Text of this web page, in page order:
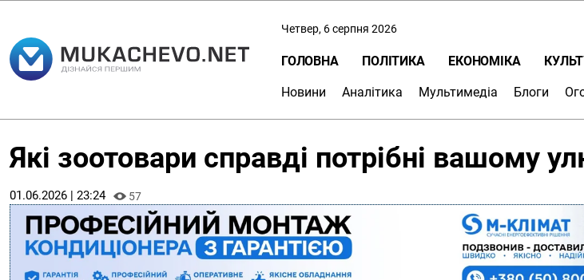
Четвер, 6 серпня 2026
ГОЛОВНА ПОЛІТИКА ЕКОНОМІКА
Новини Аналітика Мультимедіа Блоги
Які зоотовари справді потрібні вашому
01.06.2026 | 23:24 57